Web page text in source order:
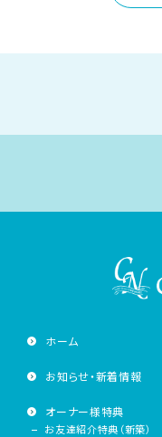
ホーム
お知らせ・新着情報
オーナー様特典
お友達紹介特典（新築）